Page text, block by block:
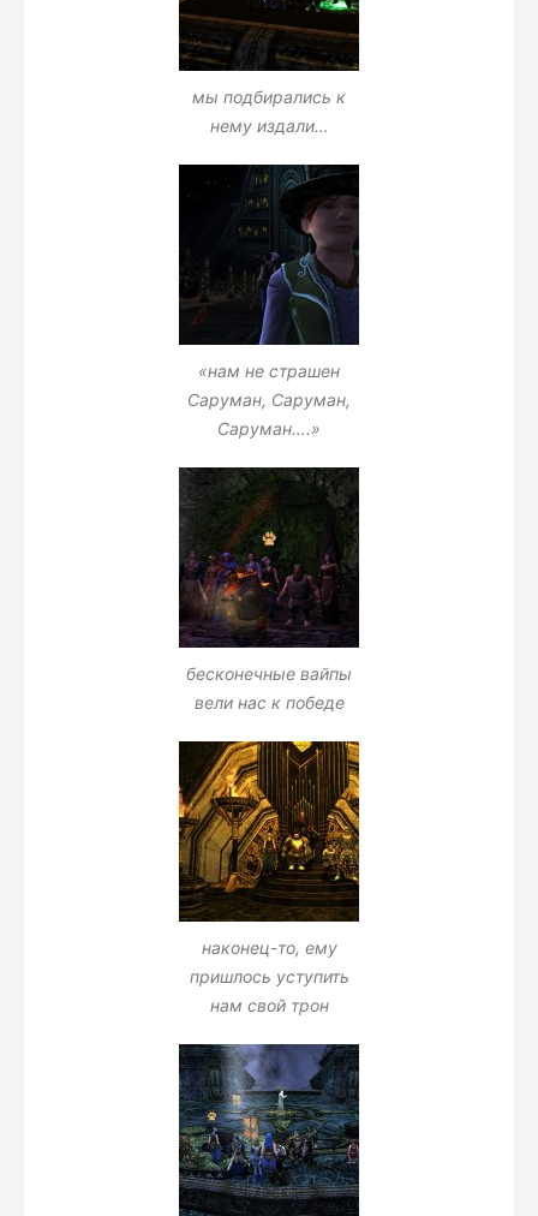
мы подбирались к
нему издали…
«нам не страшен
Саруман, Саруман,
Саруман….»
бесконечные вайпы
вели нас к победе
наконец-то, ему
пришлось уступить
нам свой трон